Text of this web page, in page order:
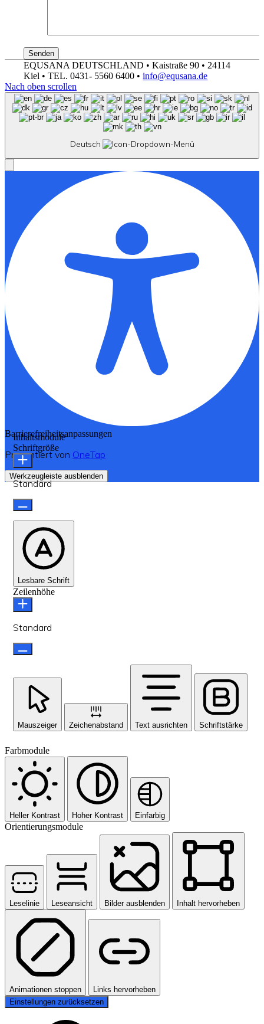
EQUSANA DEUTSCHLAND • Kaistraße 90 • 24114
Kiel • TEL. 0431- 5560 6400 •info@equsana.de
Nach oben scrollen
Deutsch
Barrierefreiheitsanpassungen
Präsentiert von OneTap
Werkzeugleiste ausblenden
Inhaltsmodule
Schriftgröße
Standard
Lesbare Schrift
Zeilenhöhe
Standard
Mauszeiger Zeichenabstand Text ausrichten Schriftstärke
Farbmodule
Heller Kontrast Hoher Kontrast Einfarbig
Orientierungsmodule
Leselinie Leseansicht Bilder ausblenden Inhalt hervorheben
Animationen stoppen
Links hervorheben
Einstellungen zurücksetzen